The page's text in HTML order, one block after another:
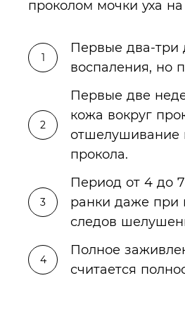
проколом мочки уха
Первые два-три
воспаления, но
Первые две
кожа вокруг
отшелушивание
прокола.
Период от 4 до
ранки даже при
следов
Полное
считается